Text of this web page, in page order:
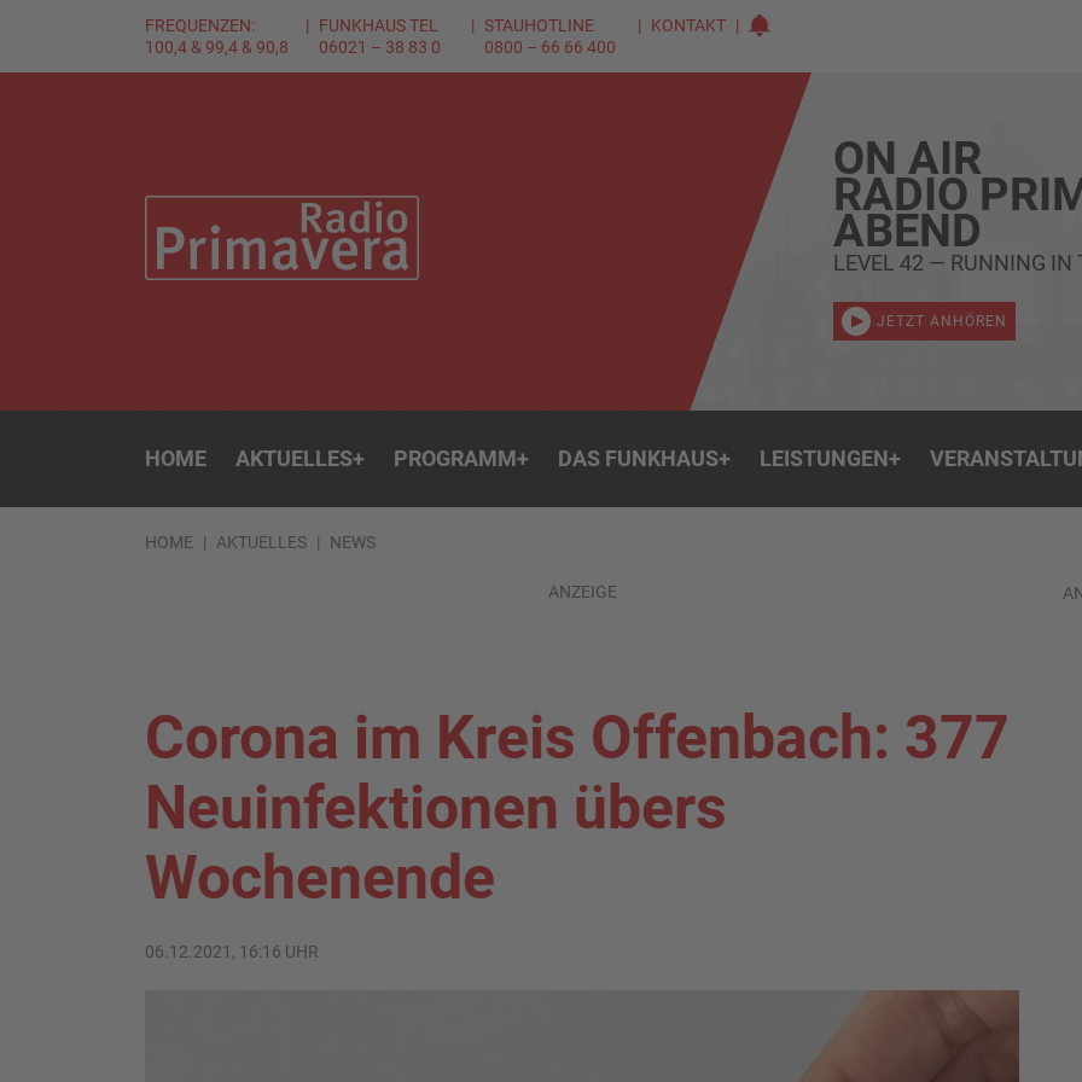
FREQUENZEN:
100,4 & 99,4 & 90,8
FUNKHAUS TEL
06021 – 38 83 0
STAUHOTLINE
0800 – 66 66 400
KONTAKT
ON AIR
RADIO
ABEND
LEVEL 42 — RUNNING IN
JETZT ANHÖREN
HOME AKTUELLES+ PROGRAMM+ DAS FUNKHAUS+ LEISTUNGEN+
HOME AKTUELLES NEWS
ANZEIGE
Corona im Kreis Offenbach: 377
Neuinfektionen übers
Wochenende
06.12.2021, 16:16 UHR